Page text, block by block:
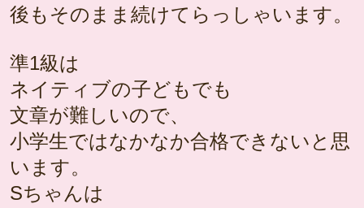
後もそのまま続けてらっしゃいます。
準1級は
ネイティブの子どもでも
文章が難しいので、
小学生ではなかなか合格できないと思
います。
Sちゃんは